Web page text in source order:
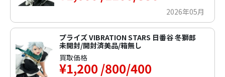
2026年05月
プライズ VIBRATION STARS 日番谷 冬獅郎
未開封/開封済美品/箱無し
買取価格
¥1,200 /800/400